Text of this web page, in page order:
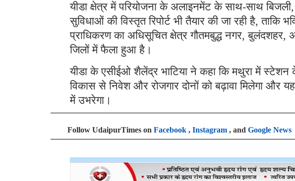
यीडा क्षेत्र में परियोजना के अलाइनमेंट के साथ-साथ
सुविधाओं की विस्तृत रिपोर्ट भी तैयार की जा रही है, ताकि
प्राधिकरण का अधिसूचित क्षेत्र गौतमबुद्ध नगर,
जिलों में फैला हुआ है।
यीडा के एसीईओ शैलेंद्र भाटिया ने कहा कि मथुरा में
विकास से निवेश और रोजगार दोनों को बढ़ावा मिलेगा और
में उभरेगा।
Follow UdaipurTimes on Facebook , Instagram , and Google News